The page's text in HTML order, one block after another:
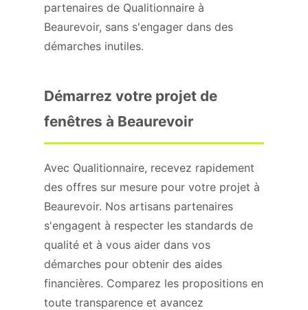
partenaires de Qualitionnaire à
Beaurevoir, sans s'engager dans des
démarches inutiles.
Démarrez votre projet de
fenêtres à Beaurevoir
Avec Qualitionnaire, recevez rapidement
des offres sur mesure pour votre projet à
Beaurevoir. Nos artisans partenaires
s'engagent à respecter les standards de
qualité et à vous aider dans vos
démarches pour obtenir des aides
financières. Comparez les propositions en
toute transparence et avancez